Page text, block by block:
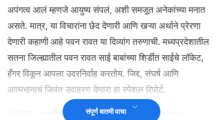
अपंगत्व आलं म्हणजे आयुष्य संपलं, अशी समजूत अनेकांच्या मनात
असते. मात्र, या विचारांना छेद देणारी आणि खऱ्या अर्थाने प्रेरणा
देणारी कहाणी आहे पवन रावत या दिव्यांग तरुणाची. मध्यप्रदेशातील
सतना जिल्ह्यातील पवन रावत साई बाबांच्या शिर्डीत साईचे लॉकेट,
हँगर विकून आपला उदरनिर्वाह करतोय. जिद्द, संघर्ष आणि
आत्मभानाचं जिवंत उदाहरण देणारा हा स्पेशल रिपोर्ट.
'NDTV मराठी' चं अधिकृत व्हॉट्सअ‍ॅप चॅनल जॉईन करा
संपूर्ण बातमी वाचा